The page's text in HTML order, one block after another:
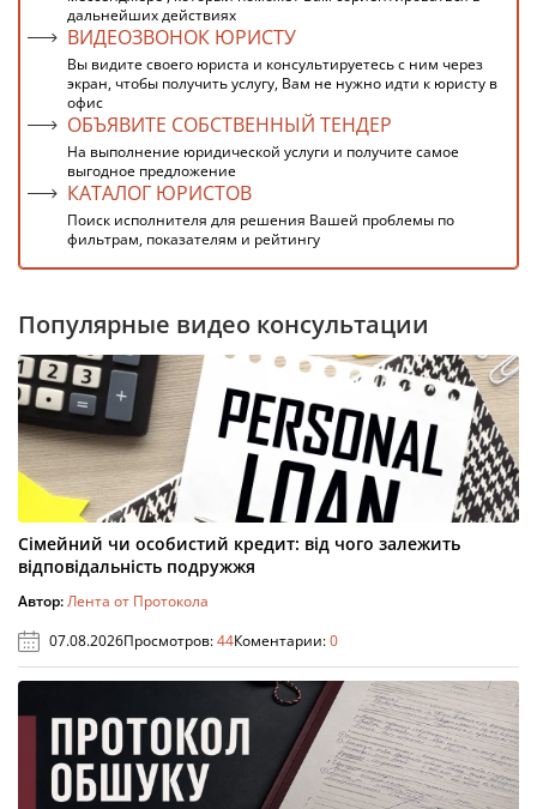
дальнейших действиях
ВИДЕОЗВОНОК ЮРИСТУ
Вы видите своего юриста и консультируетесь с ним через
экран, чтобы получить услугу, Вам не нужно идти к юристу в
офис
ОБЪЯВИТЕ СОБСТВЕННЫЙ ТЕНДЕР
На выполнение юридической услуги и получите самое
выгодное предложение
КАТАЛОГ ЮРИСТОВ
Поиск исполнителя для решения Вашей проблемы по
фильтрам, показателям и рейтингу
Популярные видео консультации
Сімейний чи особистий кредит: від чого залежить
відповідальність подружжя
Автор:Лента от Протокола
07.08.2026Просмотров:44Коментарии:0